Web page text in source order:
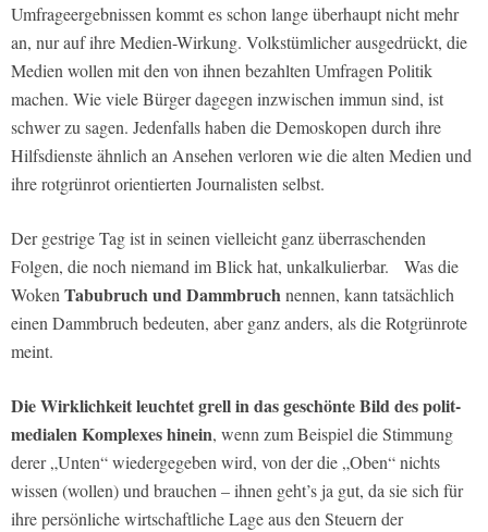
Umfrageergebnissen kommt es schon lange überhaupt nicht mehr
an, nur auf ihre Medien-Wirkung. Volkstümlicher ausgedrückt, die
Medien wollen mit den von ihnen bezahlten Umfragen Politik
machen. Wie viele Bürger dagegen inzwischen immun sind, ist
schwer zu sagen. Jedenfalls haben die Demoskopen durch ihre
Hilfsdienste ähnlich an Ansehen verloren wie die alten Medien und
ihre rotgrünrot orientierten Journalisten selbst.
Der gestrige Tag ist in seinen vielleicht ganz überraschenden
Folgen, die noch niemand im Blick hat, unkalkulierbar. Was die
WokenTabubruch und Dammbruchnennen, kann tatsächlich
einen Dammbruch bedeuten, aber ganz anders, als die Rotgrünrote
meint.
Die Wirklichkeit leuchtet grell in das geschönte Bild des polit-
medialen Komplexes hinein, wenn zum Beispiel die Stimmung
derer „Unten“ wiedergegeben wird, von der die „Oben“ nichts
wissen (wollen) und brauchen – ihnen geht’s ja gut, da sie sich für
ihre persönliche wirtschaftliche Lage aus den Steuern der